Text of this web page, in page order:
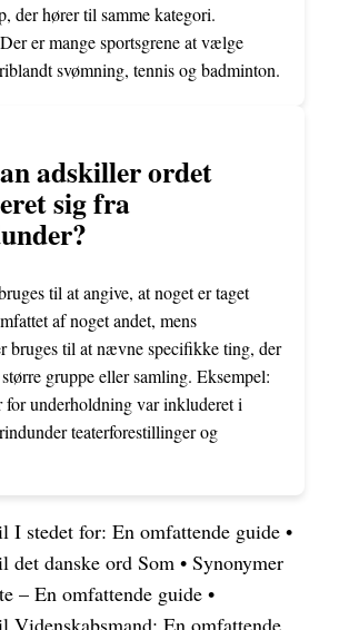
der hører til samme kategori.
er mange sportsgrene at vælge
svømning, tennis og badminton.
adskiller ordet
sig fra
til at angive, at noget er taget
af noget andet, mens
bruges til at nævne specifikke ting, der
gruppe eller samling. Eksempel:
for underholdning var inkluderet i
teaterforestillinger og
I stedet for: En omfattende guide •
det danske ord Som • Synonymer
– En omfattende guide •
Videnskabsmand: En omfattende